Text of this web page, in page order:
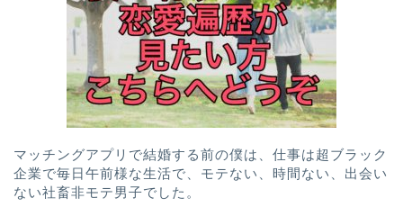
マッチングアプリで結婚する前の僕は、 仕事は超ブラック
企業で毎日午前様な生活で、 モテない、 時間ない、 出会い
ない社畜非モテ男子でした。